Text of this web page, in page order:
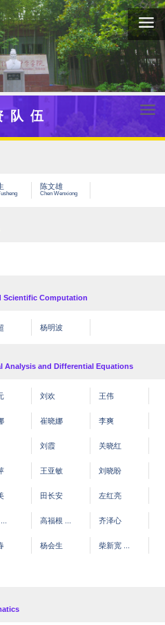
队伍
陈文雄
Chen Wenxiong
Scientific Computation
杨明波
Analysis and Differential Equations
刘欢 王伟
崔晓娜 李爽
刘霞 关晓红
王亚敏 刘晓盼
田长安 左红亮
高福根 ... 齐泽心
杨会生 柴新宽 ...